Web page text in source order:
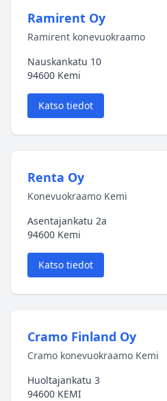
Ramirent Oy
Ramirent konevuokraamo
Nauskankatu 10
94600 Kemi
Katso tiedot
Renta Oy
Konevuokraamo Kemi
Asentajankatu 2a
94600 Kemi
Katso tiedot
Cramo Finland Oy
Cramo konevuokraamo Kemi
Huoltajankatu 3
94600 KEMI